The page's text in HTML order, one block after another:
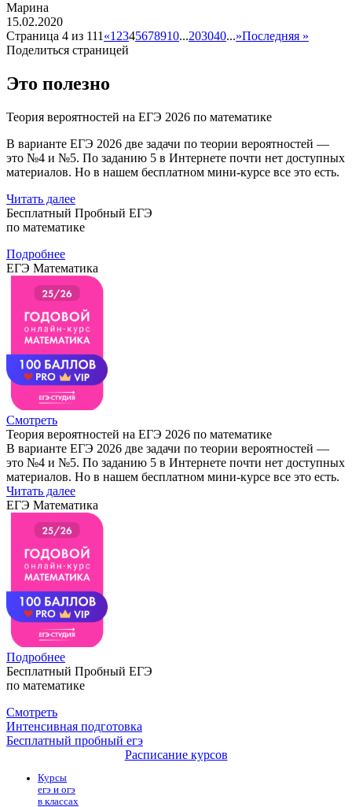
Марина
15.02.2020
Страница 4 из 111 «1 2345678910...203040...»Последняя »
Поделиться страницей
Это полезно
Теория вероятностей на ЕГЭ 2026 по математике
В варианте ЕГЭ 2026 две задачи по теории вероятностей —
это №4 и №5. По заданию 5 в Интернете почти нет доступных
материалов. Но в нашем бесплатном мини-курсе все это есть.
Читать далее
Бесплатный Пробный ЕГЭ
по математике
Подробнее
ЕГЭ Математика
Смотреть
Теория вероятностей на ЕГЭ 2026 по математике
В варианте ЕГЭ 2026 две задачи по теории вероятностей —
это №4 и №5. По заданию 5 в Интернете почти нет доступных
материалов. Но в нашем бесплатном мини-курсе все это есть.
Читать далее
ЕГЭ Математика
Подробнее
Бесплатный Пробный ЕГЭ
по математике
Смотреть
Интенсивная подготовка
Бесплатный пробный егэ
Расписание курсов
Курсы
егэ и огэ
в классах